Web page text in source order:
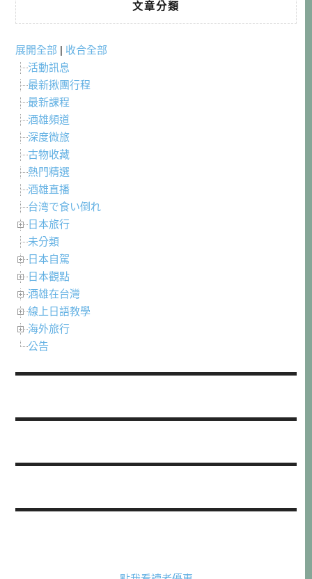
文章分類
展開全部 | 收合全部
活動訊息
最新揪團行程
最新課程
酒雄頻道
深度微旅
古物收藏
熱門精選
酒雄直播
台湾で食い倒れ
日本旅行
未分類
日本自駕
日本觀點
酒雄在台灣
線上日語教學
海外旅行
公告